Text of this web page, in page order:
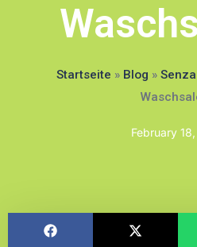
Startseite » Blog »
February